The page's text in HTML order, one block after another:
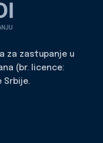
za zastupanje u
(br. licence:
Srbije.